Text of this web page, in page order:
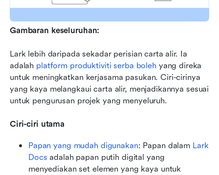
Gambaran keseluruhan:
Lark lebih daripada sekadar perisian carta alir. Ia
adalah platform produktiviti serba boleh yang direka
untuk meningkatkan kerjasama pasukan. Ciri-cirinya
yang kaya melangkaui carta alir, menjadikannya sesuai
untuk pengurusan projek yang menyeluruh.
Ciri-ciri utama
Papan yang mudah digunakan: Papan dalam Lark
Docs adalah papan putih digital yang
menyediakan set elemen yang kaya untuk